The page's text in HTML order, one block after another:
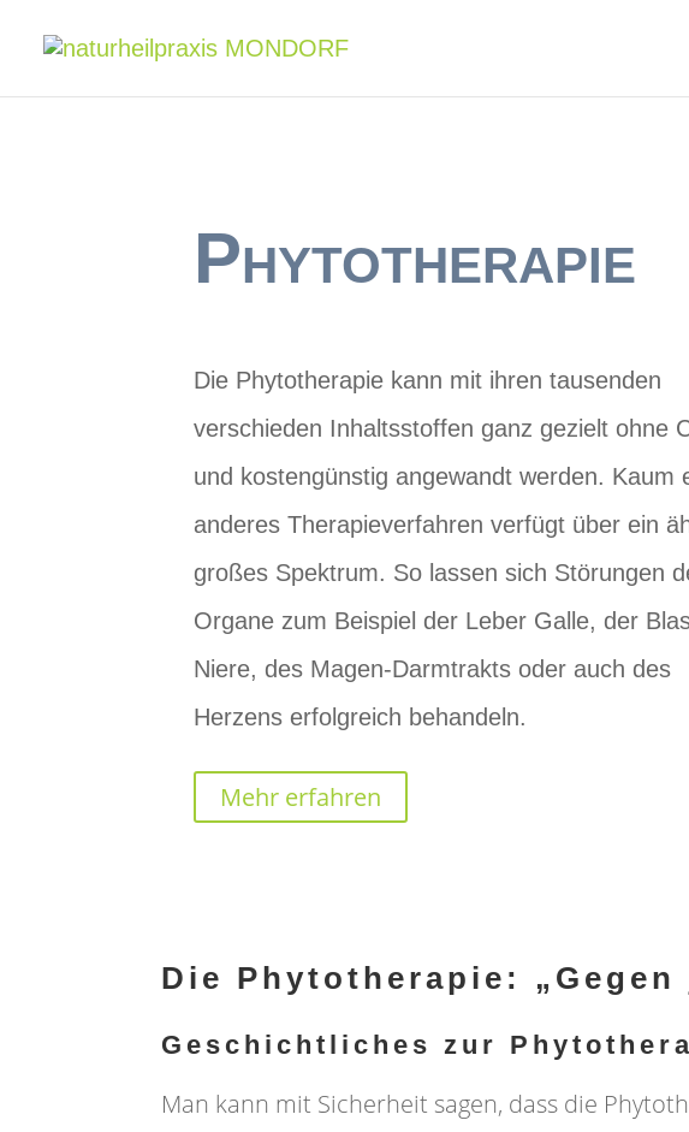
Phytotherapie
Die Phytotherapie kann mit ihren tausenden
verschieden Inhaltsstoffen ganz gezielt ohne
und kostengünstig angewandt werden. Kaum
anderes Therapieverfahren verfügt über ein
großes Spektrum. So lassen sich Störungen
Organe zum Beispiel der Leber Galle, der
Niere, des Magen-Darmtrakts oder auch des
Herzens erfolgreich behandeln.
Mehr erfahren
Die Phytotherapie:
Geschichtliches zur
Man kann mit Sicherheit sagen, dass die